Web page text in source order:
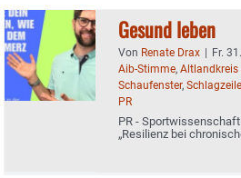
Gesund leben
Von Renate Drax | Fr.
Aib-Stimme, Altlandkreis
Schaufenster,
PR
PR -
„Resilienz bei